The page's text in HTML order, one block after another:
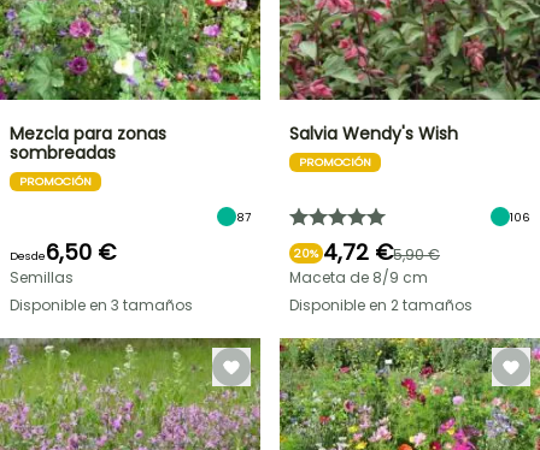
OFERTA
RELÁMPAGO
¡HASTA
UN
Mezcla para zonas
sombreadas
PROMOCIÓN
87
Desde6,50 €
Semillas
Disponible en 3 tamaños
Salvia Wendy's Wish
PROMOCIÓN
106
20% 4,72 €5,90 €
Maceta de 8/9 cm
Disponible en 2 tamaños